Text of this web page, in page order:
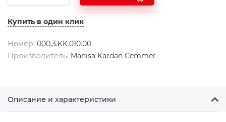
Купить в один клик
Номер: 000.3.KK.010.00
Производитель: Manisa Kardan Cemmer
Описание и характеристики